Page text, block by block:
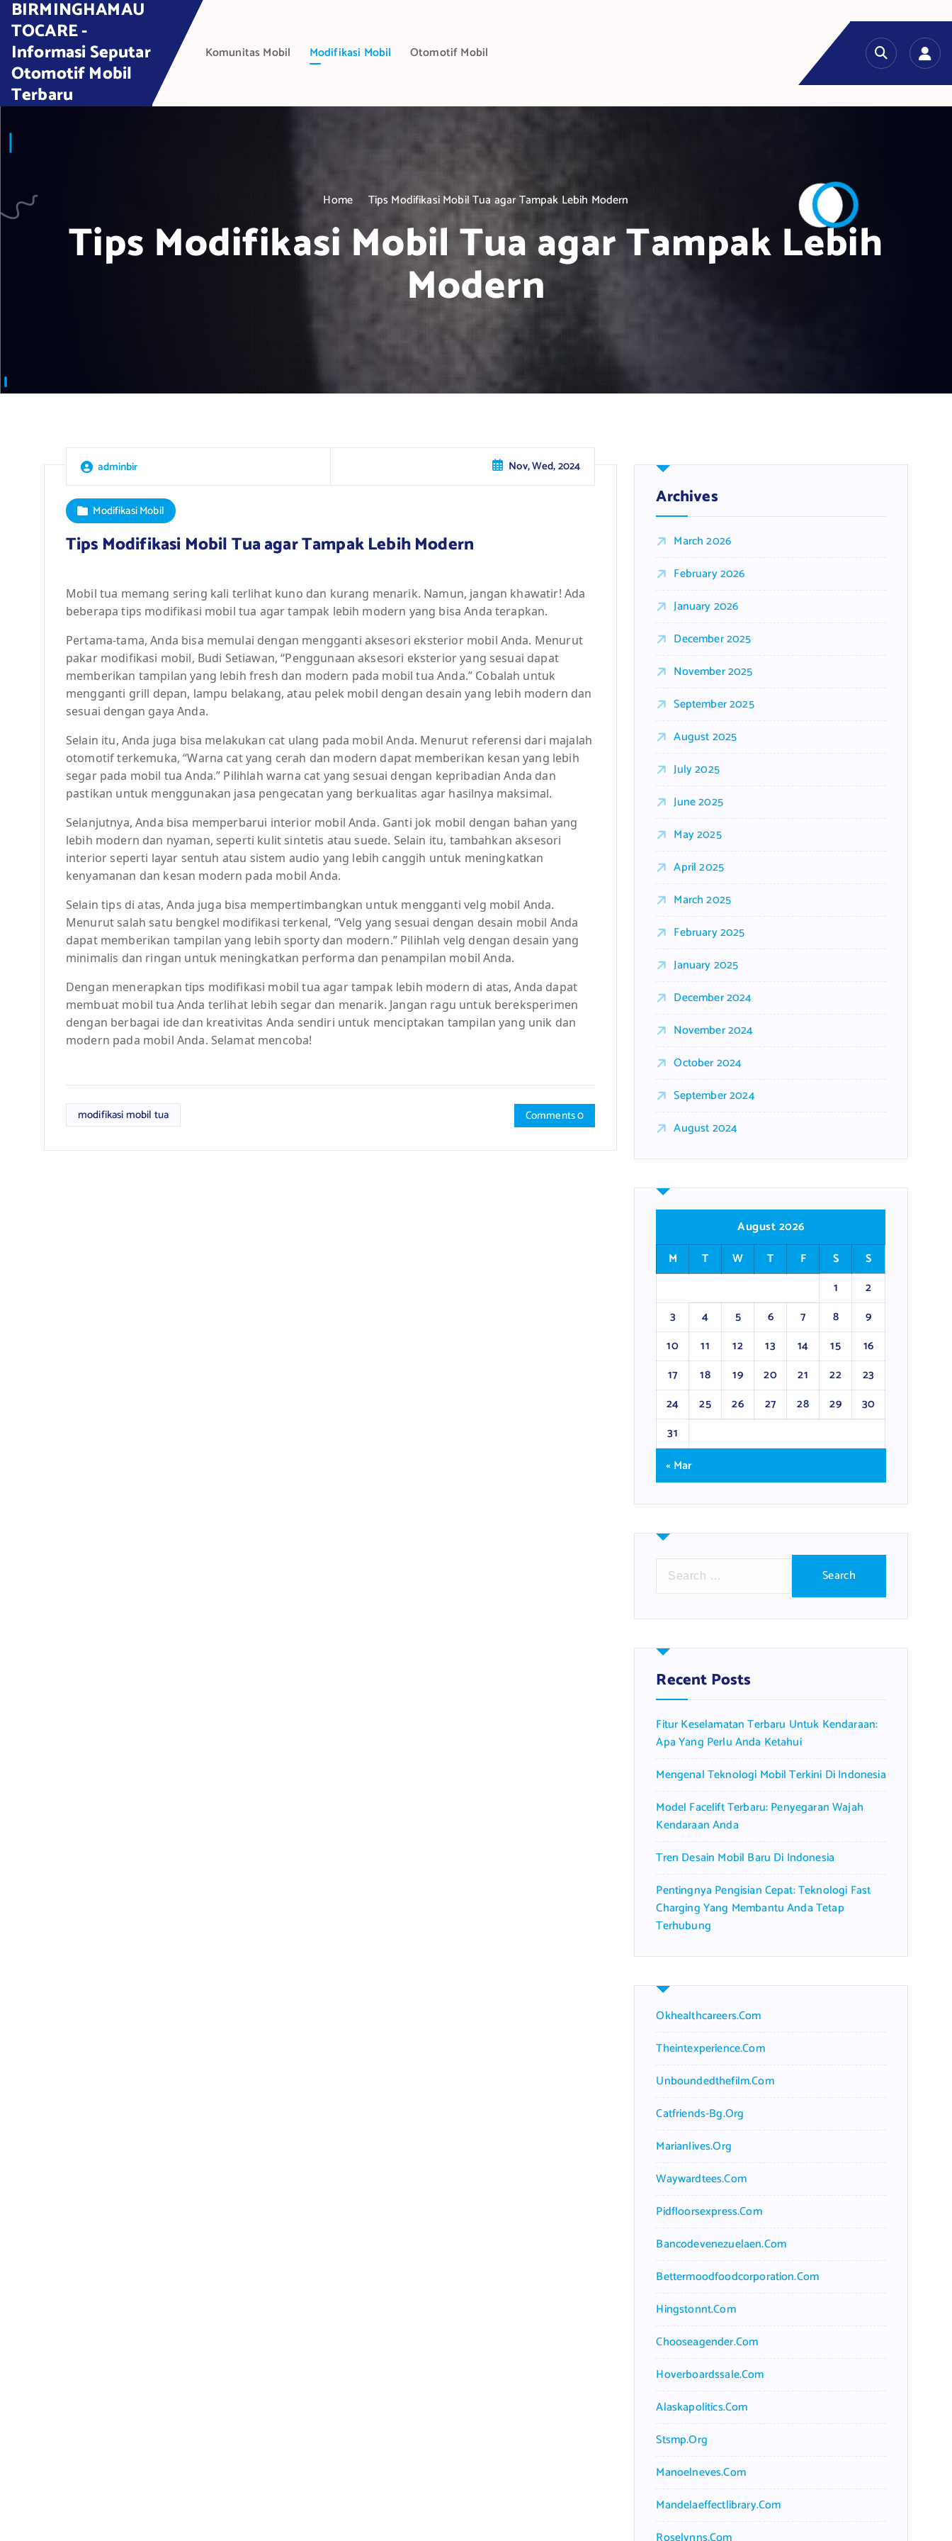
t
BIRMINGHAMAU
TOCARE -
Informasi Seputar
Otomotif Mobil
Terbaru
Komunitas Mobil Modifikasi Mobil Otomotif Mobil
Home Tips Modifikasi Mobil Tua agar Tampak Lebih Modern
Tips Modifikasi Mobil Tua agar Tampak Lebih
Modern
adminbir Nov, Wed, 2024
Modifikasi Mobil
Tips Modifikasi Mobil Tua agar Tampak Lebih Modern
Mobil tua memang sering kali terlihat kuno dan kurang menarik. Namun, jangan khawatir! Ada
beberapa tips modifikasi mobil tua agar tampak lebih modern yang bisa Anda terapkan.
Pertama-tama, Anda bisa memulai dengan mengganti aksesori eksterior mobil Anda. Menurut
pakar modifikasi mobil, Budi Setiawan, “Penggunaan aksesori eksterior yang sesuai dapat
memberikan tampilan yang lebih fresh dan modern pada mobil tua Anda.” Cobalah untuk
mengganti grill depan, lampu belakang, atau pelek mobil dengan desain yang lebih modern dan
sesuai dengan gaya Anda.
Selain itu, Anda juga bisa melakukan cat ulang pada mobil Anda. Menurut referensi dari majalah
otomotif terkemuka, “Warna cat yang cerah dan modern dapat memberikan kesan yang lebih
segar pada mobil tua Anda.” Pilihlah warna cat yang sesuai dengan kepribadian Anda dan
pastikan untuk menggunakan jasa pengecatan yang berkualitas agar hasilnya maksimal.
Selanjutnya, Anda bisa memperbarui interior mobil Anda. Ganti jok mobil dengan bahan yang
lebih modern dan nyaman, seperti kulit sintetis atau suede. Selain itu, tambahkan aksesori
interior seperti layar sentuh atau sistem audio yang lebih canggih untuk meningkatkan
kenyamanan dan kesan modern pada mobil Anda.
Selain tips di atas, Anda juga bisa mempertimbangkan untuk mengganti velg mobil Anda.
Menurut salah satu bengkel modifikasi terkenal, “Velg yang sesuai dengan desain mobil Anda
dapat memberikan tampilan yang lebih sporty dan modern.” Pilihlah velg dengan desain yang
minimalis dan ringan untuk meningkatkan performa dan penampilan mobil Anda.
Dengan menerapkan tips modifikasi mobil tua agar tampak lebih modern di atas, Anda dapat
membuat mobil tua Anda terlihat lebih segar dan menarik. Jangan ragu untuk bereksperimen
dengan berbagai ide dan kreativitas Anda sendiri untuk menciptakan tampilan yang unik dan
modern pada mobil Anda. Selamat mencoba!
modifikasi mobil tua Comments 0
Archives
March 2026
February 2026
January 2026
December 2025
November 2025
September 2025
August 2025
July 2025
June 2025
May 2025
April 2025
March 2025
February 2025
January 2025
December 2024
November 2024
October 2024
September 2024
August 2024
August 2026
M
T W T F S
S
1
2
3
4 5 6 7 8
9
10
11 12 13 14 15
16
17
18 19 20 21 22
23
24
25 26 27 28 29
30
31
« Mar
r
h
f
o
:
Recent Posts
Fitur Keselamatan Terbaru Untuk Kendaraan:
Apa Yang Perlu Anda Ketahui
Mengenal Teknologi Mobil Terkini Di Indonesia
Model Facelift Terbaru: Penyegaran Wajah
Kendaraan Anda
Tren Desain Mobil Baru Di Indonesia
Pentingnya Pengisian Cepat: Teknologi Fast
Charging Yang Membantu Anda Tetap
Terhubung
Okhealthcareers.com
Theintexperience.com
Unboundedthefilm.com
Catfriends-Bg.org
Marianlives.org
Waywardtees.com
Pidfloorsexpress.com
Bancodevenezuelaen.com
Bettermoodfoodcorporation.com
Hingstonnt.com
Chooseagender.com
Hoverboardssale.com
Alaskapolitics.com
Stsmp.org
Manoelneves.com
Mandelaeffectlibrary.com